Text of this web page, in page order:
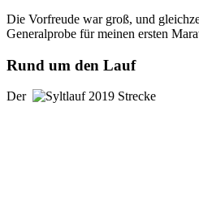
Die Vorfreude war groß, und
Generalprobe für meinen ersten
Rund um den Lauf
Der